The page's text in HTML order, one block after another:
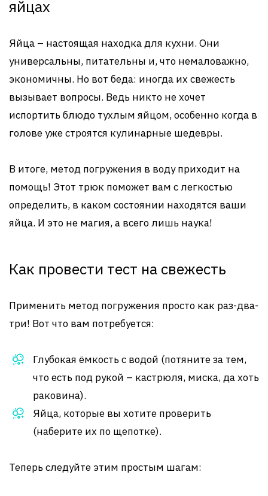
яйцах
Яйца – настоящая находка для кухни. Они
универсальны, питательны и, что немаловажно,
экономичны. Но вот беда: иногда их свежесть
вызывает вопросы. Ведь никто не хочет
испортить блюдо тухлым яйцом, особенно когда в
голове уже строятся кулинарные шедевры.
В итоге, метод погружения в воду приходит на
помощь! Этот трюк поможет вам с легкостью
определить, в каком состоянии находятся ваши
яйца. И это не магия, а всего лишь наука!
Как провести тест на свежесть
Применить метод погружения просто как раз-два-
три! Вот что вам потребуется:
Глубокая ёмкость с водой (потяните за тем,
что есть под рукой – кастрюля, миска, да хоть
раковина).
Яйца, которые вы хотите проверить
(наберите их по щепотке).
Теперь следуйте этим простым шагам: